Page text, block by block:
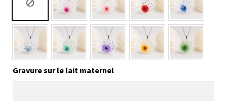
Gravure sur le lait maternel